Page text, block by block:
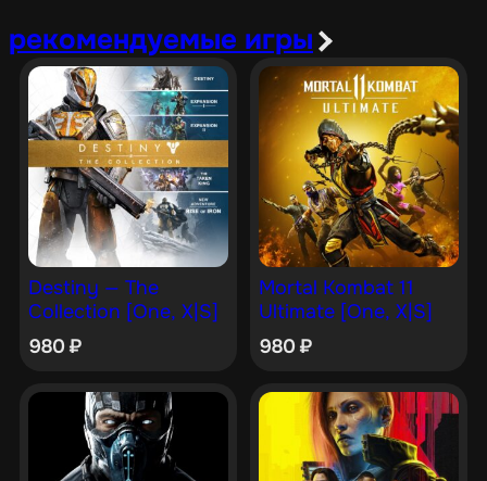
рекомендуемые игры
Destiny — The
Collection [One, X|S]
980₽
Mortal Kombat 11
Ultimate [One, X|S]
980₽